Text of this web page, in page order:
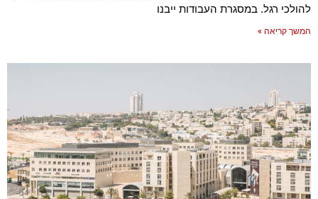
להולכי רגל. במסגרת העבודות ייבנו
המשך קריאה »